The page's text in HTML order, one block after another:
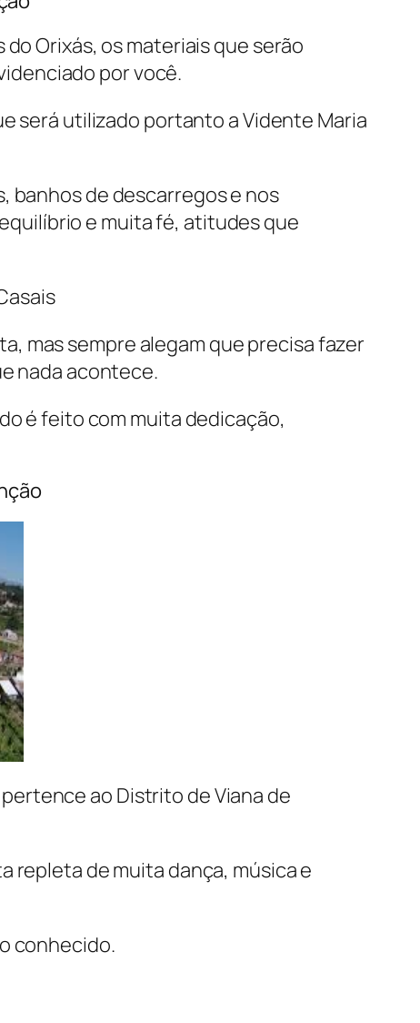
Orixás, os materiais que serão
por você.
será utilizado portanto a Vidente Maria
banhos de descarregos e nos
e muita fé, atitudes que
mas sempre alegam que precisa fazer
nada acontece.
é feito com muita dedicação,
ao Distrito de Viana de
repleta de muita dança, música e
conhecido.